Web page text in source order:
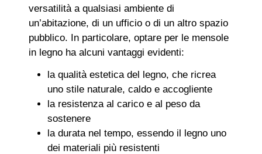
versatilità a qualsiasi ambiente di
un’abitazione, di un ufficio o di un altro spazio
pubblico. In particolare, optare per le mensole
in legno ha alcuni vantaggi evidenti:
la qualità estetica del legno, che ricrea
uno stile naturale, caldo e accogliente
la resistenza al carico e al peso da
sostenere
la durata nel tempo, essendo il legno uno
dei materiali più resistenti